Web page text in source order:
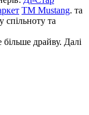
ТМ Mustang. та
та
драйву. Далі